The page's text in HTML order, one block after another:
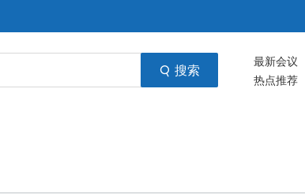
搜索 最新会议
热点推荐